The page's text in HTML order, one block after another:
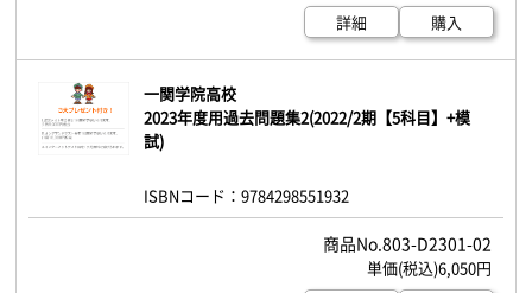
詳細
購入
一関学院高校
2023年度用過去問題集2(2022/2期【5科目】+模
試)
ISBNコード：9784298551932
803-D2301-02
6,050円